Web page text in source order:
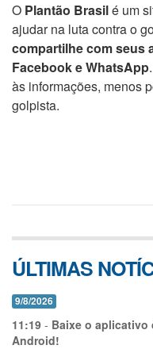
O Plantão Brasilé um
ajudar na luta contra o
compartilhe com seus
Facebook e WhatsApp
às informações, menos
golpista.
ÚLTIMAS
9/8/2026
11:19 - Baixe o aplicativo
Android!